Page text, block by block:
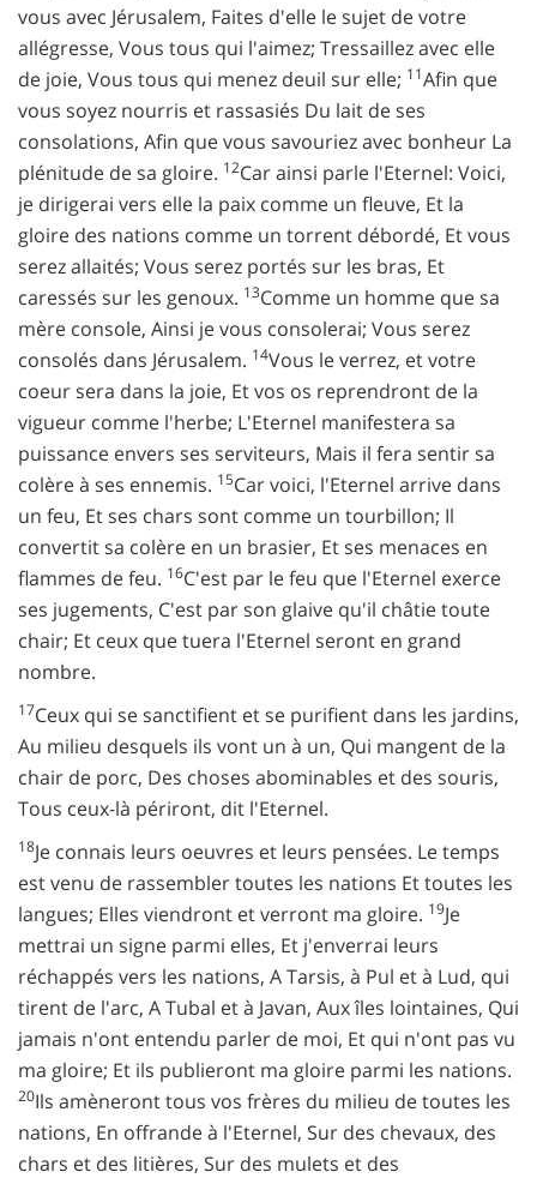
vous avec Jérusalem, Faites d'elle le sujet de votre
allégresse, Vous tous qui l'aimez; Tressaillez avec elle
de joie, Vous tous qui menez deuil sur elle; 11Afin que
vous soyez nourris et rassasiés Du lait de ses
consolations, Afin que vous savouriez avec bonheur La
plénitude de sa gloire. 12Car ainsi parle l'Eternel: Voici,
je dirigerai vers elle la paix comme un fleuve, Et la
gloire des nations comme un torrent débordé, Et vous
serez allaités; Vous serez portés sur les bras, Et
caressés sur les genoux. 13Comme un homme que sa
mère console, Ainsi je vous consolerai; Vous serez
consolés dans Jérusalem. 14Vous le verrez, et votre
coeur sera dans la joie, Et vos os reprendront de la
vigueur comme l'herbe; L'Eternel manifestera sa
puissance envers ses serviteurs, Mais il fera sentir sa
colère à ses ennemis. 15Car voici, l'Eternel arrive dans
un feu, Et ses chars sont comme un tourbillon; Il
convertit sa colère en un brasier, Et ses menaces en
flammes de feu. 16C'est par le feu que l'Eternel exerce
ses jugements, C'est par son glaive qu'il châtie toute
chair; Et ceux que tuera l'Eternel seront en grand
nombre.
17Ceux qui se sanctifient et se purifient dans les jardins,
Au milieu desquels ils vont un à un, Qui mangent de la
chair de porc, Des choses abominables et des souris,
Tous ceux-là périront, dit l'Eternel.
18Je connais leurs oeuvres et leurs pensées. Le temps
est venu de rassembler toutes les nations Et toutes les
langues; Elles viendront et verront ma gloire. 19Je
mettrai un signe parmi elles, Et j'enverrai leurs
réchappés vers les nations, A Tarsis, à Pul et à Lud, qui
tirent de l'arc, A Tubal et à Javan, Aux îles lointaines, Qui
jamais n'ont entendu parler de moi, Et qui n'ont pas vu
ma gloire; Et ils publieront ma gloire parmi les nations.
20Ils amèneront tous vos frères du milieu de toutes les
nations, En offrande à l'Eternel, Sur des chevaux, des
chars et des litières, Sur des mulets et des